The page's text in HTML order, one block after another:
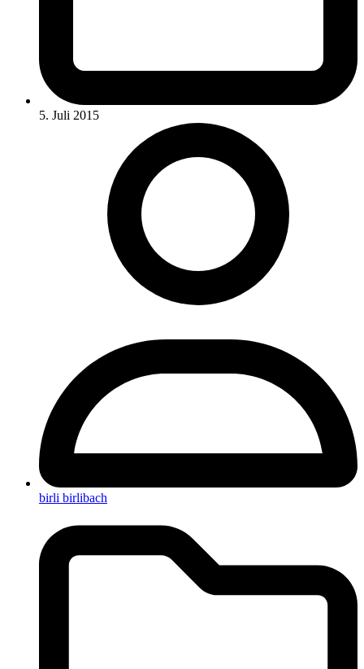
5. Juli 2015
birli birlibach